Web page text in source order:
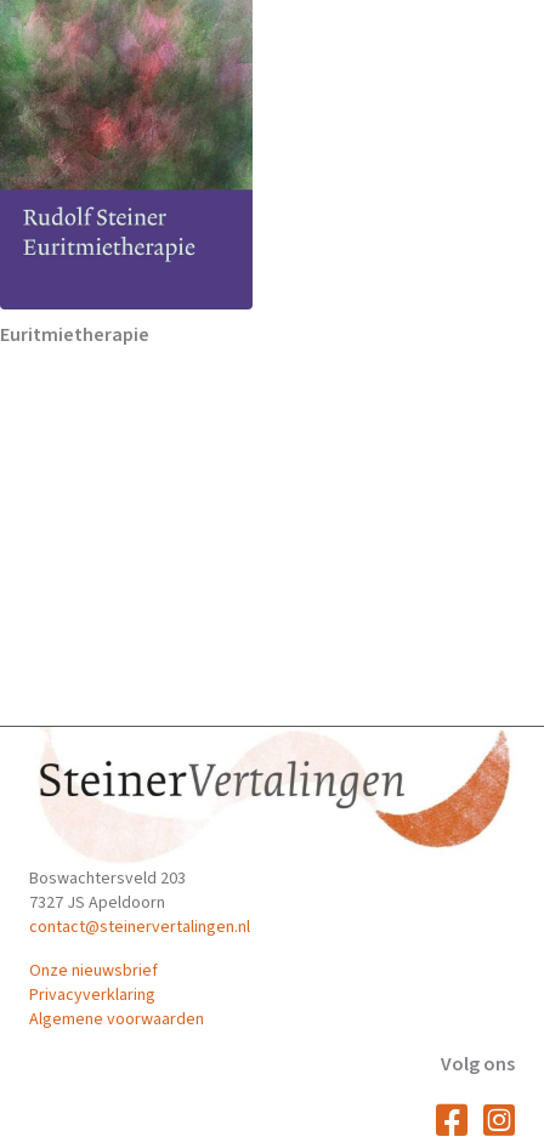
Euritmietherapie
Boswachtersveld 203
7327 JS Apeldoorn
contact@steinervertalingen.nl
Onze nieuwsbrief
Privacyverklaring
Algemene voorwaarden
Volg ons